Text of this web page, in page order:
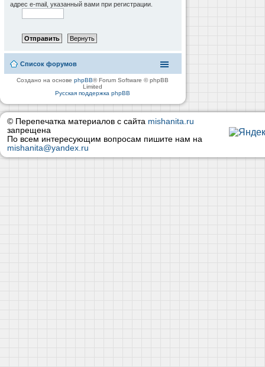
адрес e-mail, указанный вами при регистрации.
Список форумов
Создано на основеphpBB® Forum Software © phpBB
Limited
Русская поддержка phpBB
© Перепечатка материалов с сайта mishanita.ru
запрещена
По всем интересующим вопросам пишите нам на
mishanita@yandex.ru